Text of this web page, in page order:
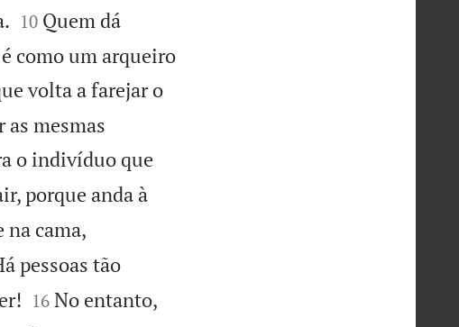

10 Quem dá
como um arqueiro
volta a farejar o
mesmas
o indivíduo que
porque anda à
na cama,
pessoas tão

16 No entanto,